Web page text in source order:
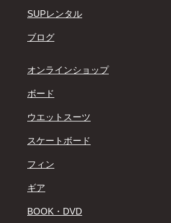
SUPレンタル
ブログ
オンラインショップ
ボード
ウエットスーツ
スケートボード
フィン
ギア
BOOK・DVD